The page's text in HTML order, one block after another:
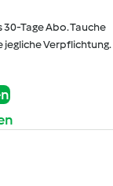
Tage Abo. Tauche
jegliche Verpflichtung.